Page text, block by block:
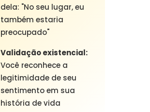
dela: "No seu lugar, eu
também estaria
preocupado"
Validação existencial:
Você reconhece a
legitimidade de seu
sentimento em sua
história de vida